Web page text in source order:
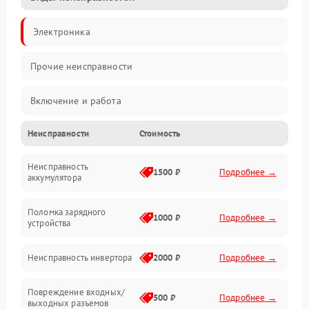
Электроника
Прочие неисправности
Включение и работа
Работа с нагрузкой
Звук и индикация
Неисправности Стоимость
Неисправность
аккумулятора
1500 ₽ Подробнее →
Поломка зарядного
устройства
1000 ₽ Подробнее →
Неисправность инвертора 2000 ₽ Подробнее →
Повреждение входных/
выходных разъемов
500 ₽ Подробнее →